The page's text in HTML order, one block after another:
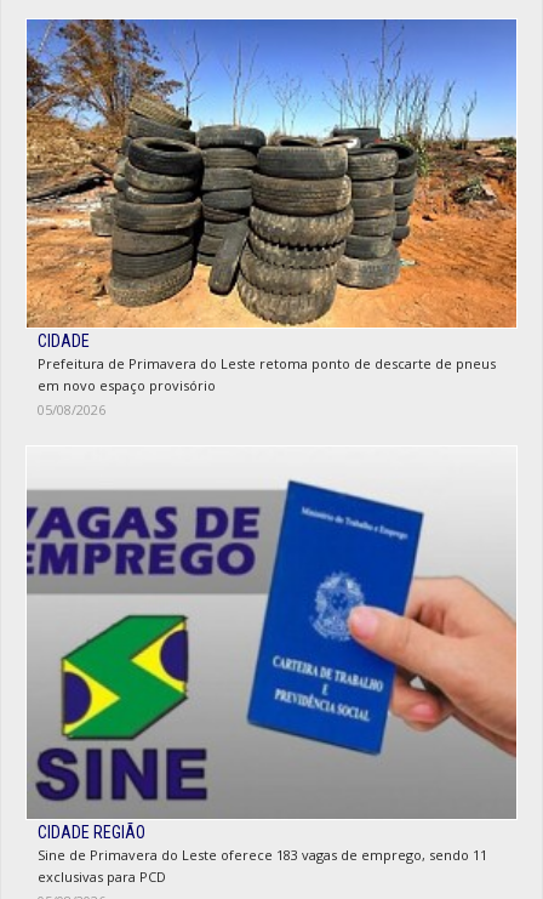
CIDADE
Prefeitura de Primavera do Leste retoma ponto de descarte de pneus
em novo espaço provisório
05/08/2026
CIDADE REGIÃO
Sine de Primavera do Leste oferece 183 vagas de emprego, sendo 11
exclusivas para PCD